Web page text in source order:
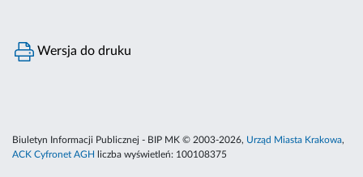
Wersja do druku
Biuletyn Informacji Publicznej - BIP MK © 2003-2026, Urząd Miasta Krakowa,
ACK Cyfronet AGH
liczba wyświetleń: 100108375